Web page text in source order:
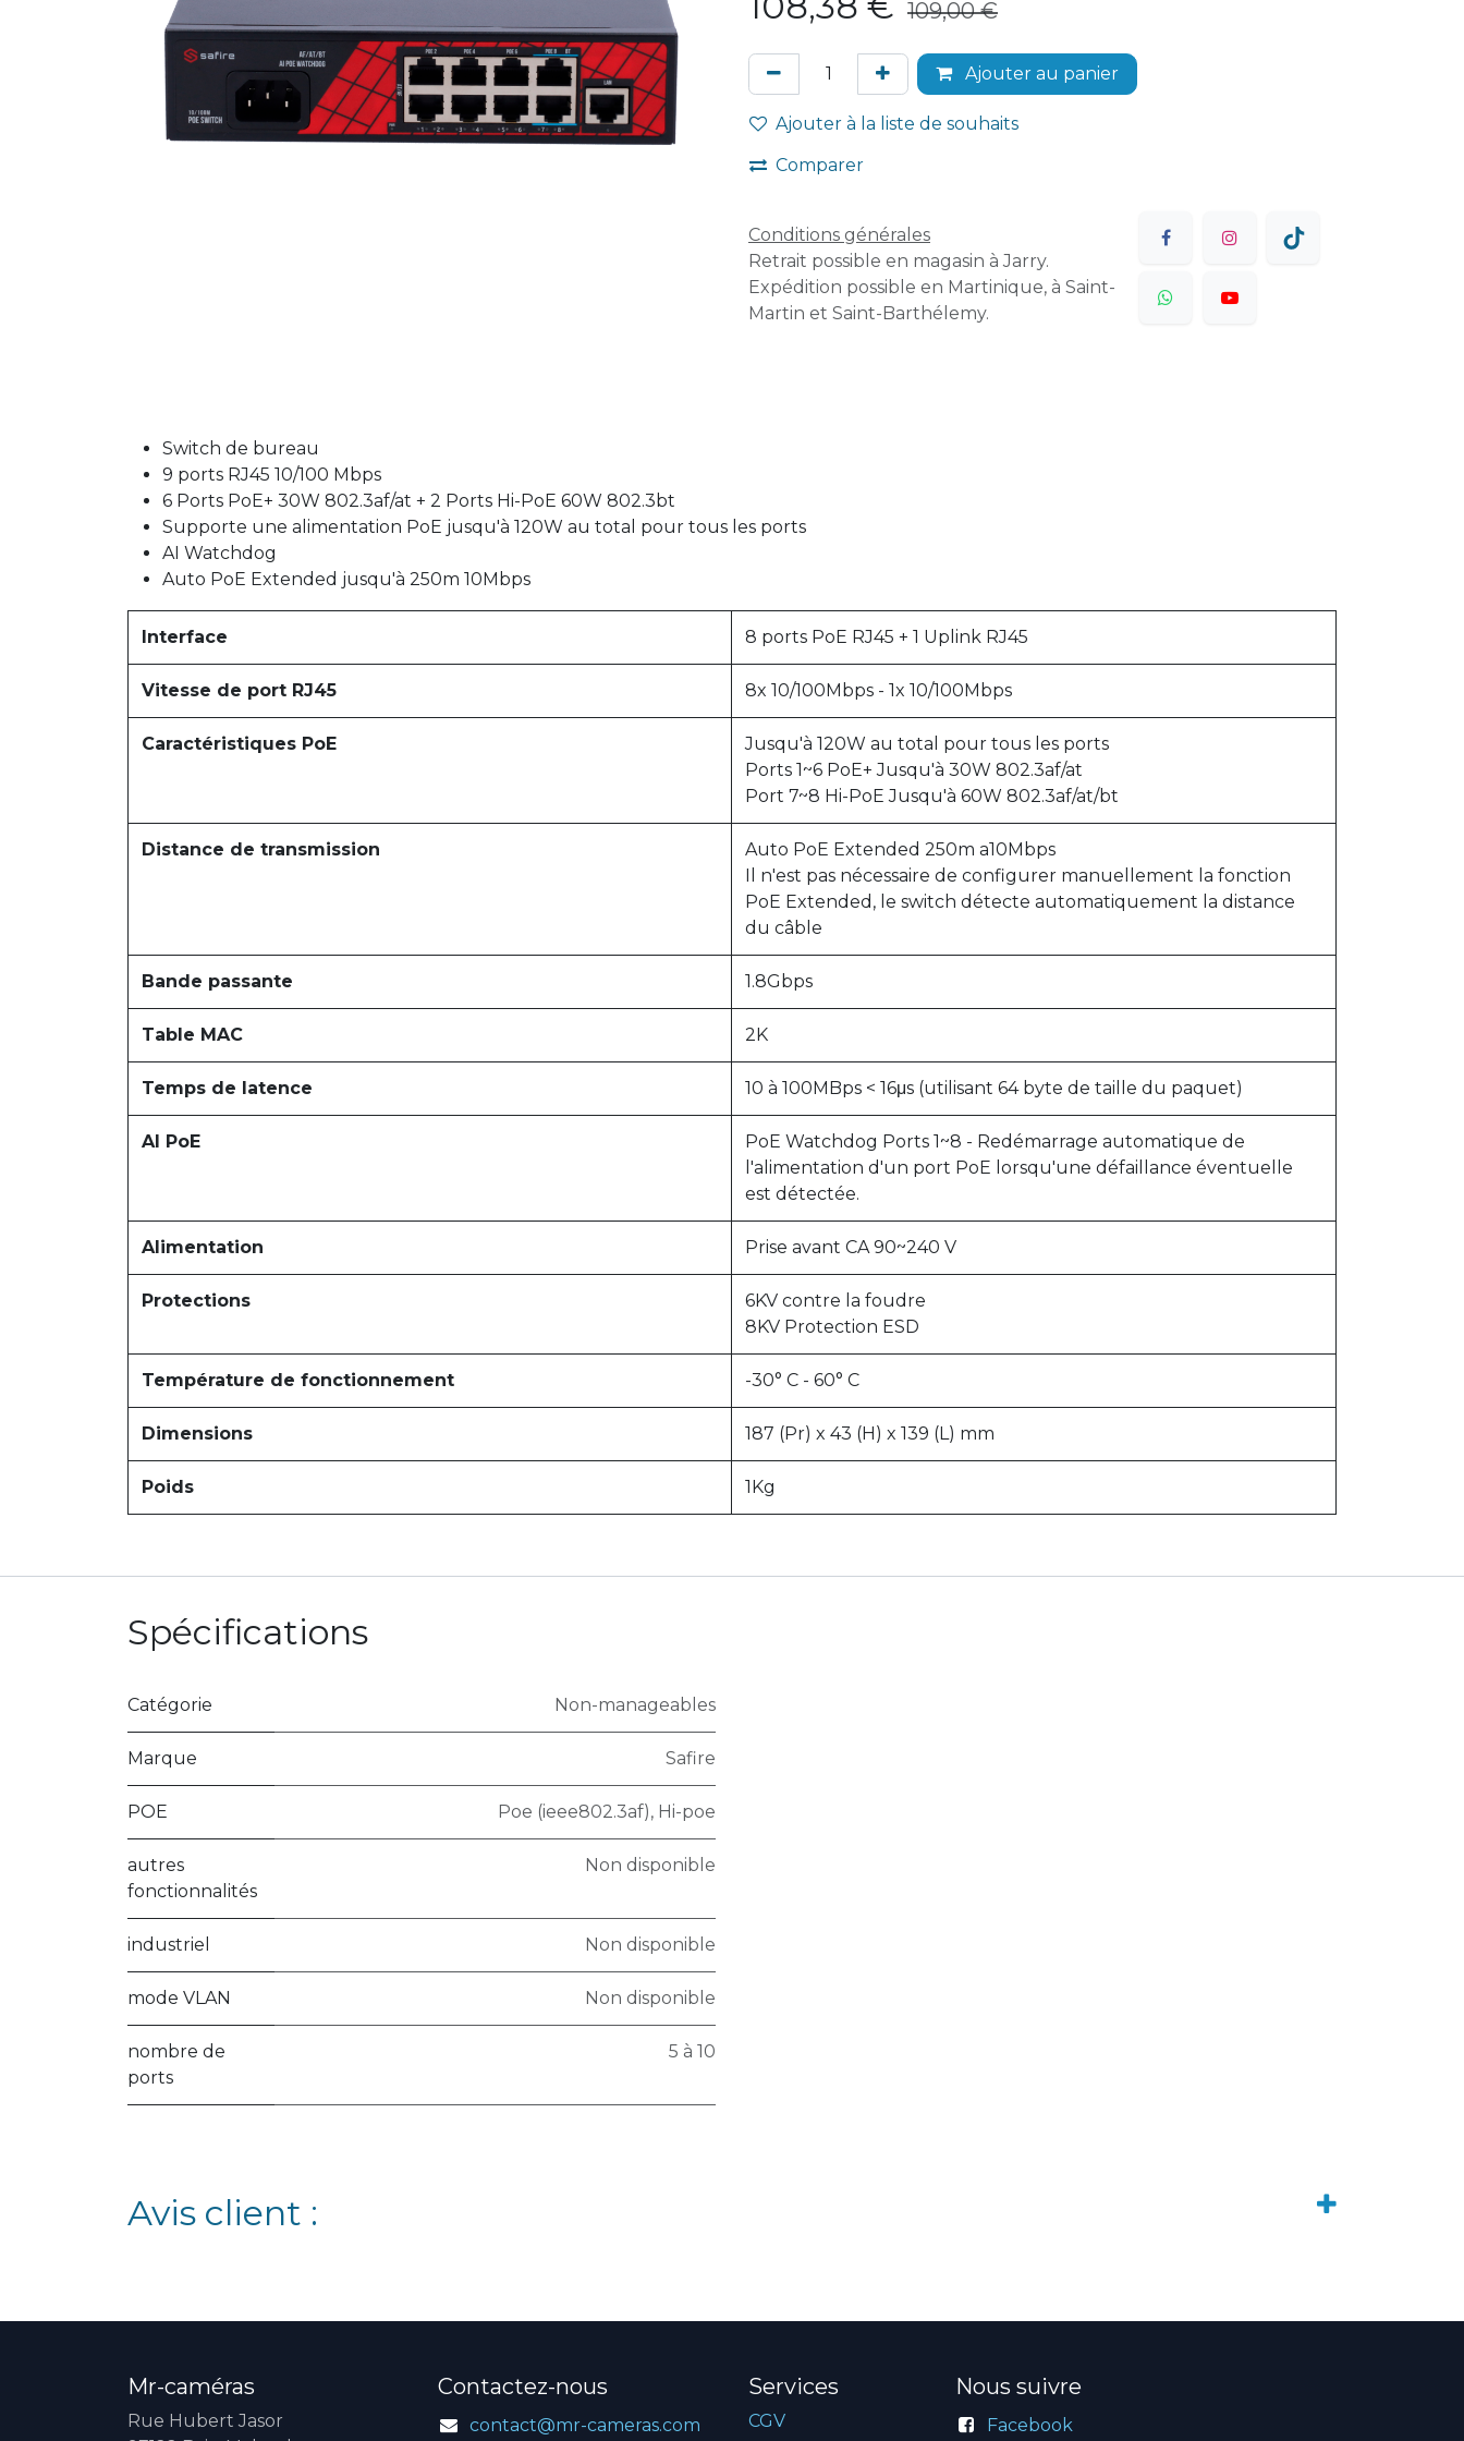
109,00€
Ajouter au panier
Ajouter à la liste de souhaits
Comparer
Conditions générales
Retrait possible en magasin à Jarry.
Expédition possible en Martinique, à Saint-
Martin et Saint-Barthélemy.
Switch de bureau
9 ports RJ45 10/100 Mbps
6 Ports PoE+ 30W 802.3af/at + 2 Ports Hi-PoE 60W 802.3bt
Supporte une alimentation PoE jusqu'à 120W au total pour tous les ports
AI Watchdog
Auto PoE Extended jusqu'à 250m 10Mbps
Interface 8 ports PoE RJ45 + 1 Uplink RJ45
Vitesse de port RJ45 8x 10/100Mbps - 1x 10/100Mbps
Caractéristiques PoE
Jusqu'à 120W au total pour tous les ports
Ports 1~6 PoE+ Jusqu'à 30W 802.3af/at
Port 7~8 Hi-PoE Jusqu'à 60W 802.3af/at/bt
Distance de transmission
Auto PoE Extended 250m a10Mbps
Il n'est pas nécessaire de configurer manuellement la fonction
PoE Extended, le switch détecte automatiquement la distance
du câble
Bande passante 1.8Gbps
Table MAC 2K
Temps de latence 10 à 100MBps < 16μs (utilisant 64 byte de taille du paquet)
AI PoE
PoE Watchdog Ports 1~8 - Redémarrage automatique de
l'alimentation d'un port PoE lorsqu'une défaillance éventuelle
est détectée.
Alimentation Prise avant CA 90~240 V
Protections
6KV contre la foudre
8KV Protection ESD
Température de fonctionnement -30° C - 60° C
Dimensions 187 (Pr) x 43 (H) x 139 (L) mm
Poids 1Kg
Spécifications
Catégorie Non-manageables
Marque Safire
POE Poe (ieee802.3af), Hi-poe
autres
fonctionnalités
Non disponible
industriel Non disponible
mode VLAN Non disponible
nombre de
ports
5 à 10
Avis client :
Mr-caméras
Rue Hubert Jasor
Contactez-nous
contact@mr-cameras.com
Services
CGV
Nous suivre
Facebook